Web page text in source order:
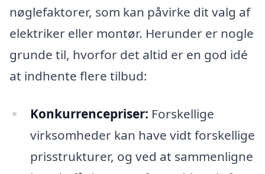
nøglefaktorer, som kan påvirke dit valg af
elektriker eller montør. Herunder er nogle
grunde til, hvorfor det altid er en god idé
at indhente flere tilbud:
Konkurrencepriser: Forskellige
virksomheder kan have vidt forskellige
prisstrukturer, og ved at sammenligne